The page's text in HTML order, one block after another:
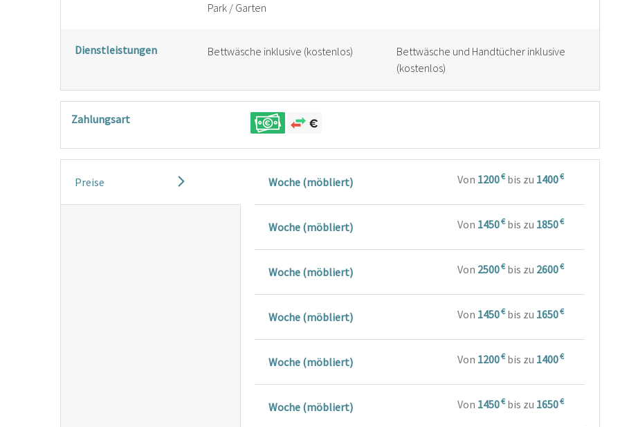
Park / Garten
Dienstleistungen Bettwäsche inklusive (kostenlos)
Bettwäsche und Handtücher inklusive
(kostenlos)
Zahlungsart
Preise Woche (möbliert) Von 1200€bis zu 1400€
Woche (möbliert) Von 1450€bis zu 1850€
Woche (möbliert) Von 2500€bis zu 2600€
Woche (möbliert) Von 1450€bis zu 1650€
Woche (möbliert) Von 1200€bis zu 1400€
Woche (möbliert) Von 1450€bis zu 1650€